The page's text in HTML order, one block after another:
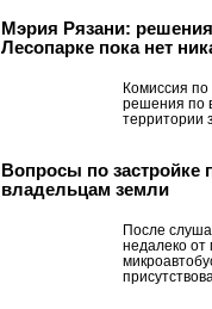
Мэрия Рязани:
Лесопарке пока нет
Комиссия
решения по
территории
Вопросы по застройке
владельцам земли
После
недалеко